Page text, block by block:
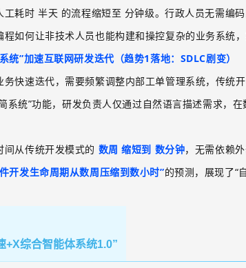
工耗时 半天 的流程缩短至 分钟级。行政人员无需编
程如何让非技术人员也能构建和操控复杂的业务系统
统”加速互联网研发迭代（趋势1落地： SDLC剧变）
务快速迭代，需要频繁调整内部工单管理系统，传统开
系统”功能，研发负责人仅通过自然语言描述需求，
间从传统开发模式的 数周 缩短到 数分钟，无需依赖
开发生命周期从数周压缩到数小时”的预测，展现了“
+X综合智能体系统1.0”